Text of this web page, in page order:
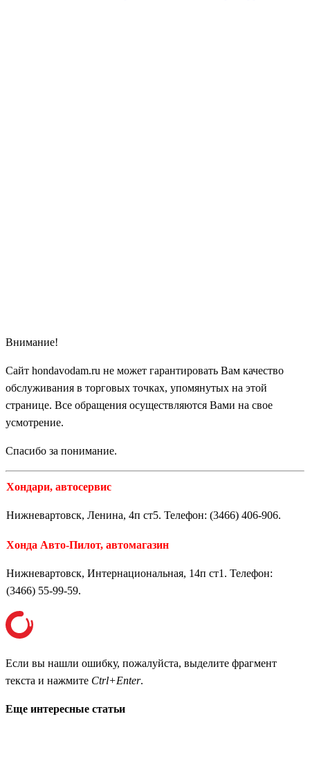
Внимание!
Сайт hondavodam.ru не может гарантировать Вам качество
обслуживания в торговых точках, упомянутых на этой
странице. Все обращения осуществляются Вами на свое
усмотрение.
Спасибо за понимание.
Хондари, автосервис
Нижневартовск, Ленина, 4п ст5. Телефон: (3466) 406-906.
Хонда Авто-Пилот, автомагазин
Нижневартовск, Интернациональная, 14п ст1. Телефон:
(3466) 55-99-59.
Если вы нашли ошибку, пожалуйста, выделите фрагмент
текста и нажмите Ctrl+Enter.
Еще интересные статьи